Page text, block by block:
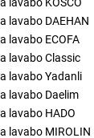
lavabo DAEHAN
lavabo ECOFA
lavabo Classic
lavabo Yadanli
lavabo Daelim
lavabo HADO
lavabo MIROLIN